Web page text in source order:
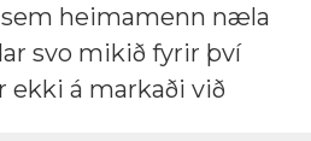
heimamenn næla
svo mikið fyrir því
ekki á markaði við